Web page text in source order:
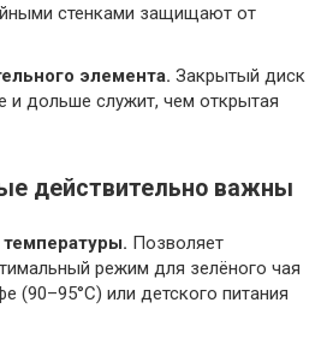
стенками защищают от
элемента. Закрытый диск
и дольше служит, чем открытая
действительно важны
Позволяет
режим для зелёного чая
(90–95°C) или детского питания